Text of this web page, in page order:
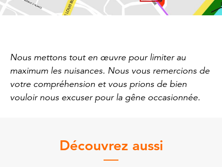
Nous mettons tout en œuvre pour limiter au
maximum les nuisances. Nous vous remercions de
votre compréhension et vous prions de bien
vouloir nous excuser pour la gêne occasionnée.
Découvrez aussi